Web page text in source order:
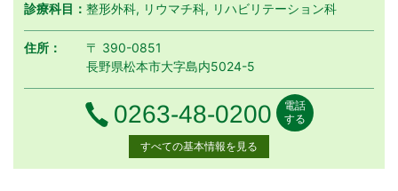
診療科目：整形外科, リウマチ科, リハビリテーション科
住所：
〒 390-0851
長野県松本市大字島内5024-5
電話番号
0263-48-0200 電話
する
すべての基本情報を見る